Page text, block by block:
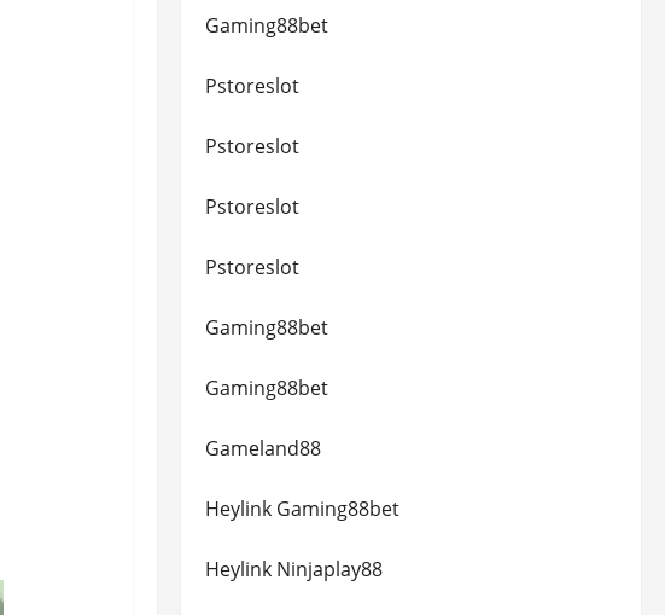
Gaming88bet
Pstoreslot
Pstoreslot
Pstoreslot
Pstoreslot
Gaming88bet
Gaming88bet
Gameland88
Heylink Gaming88bet
Heylink Ninjaplay88